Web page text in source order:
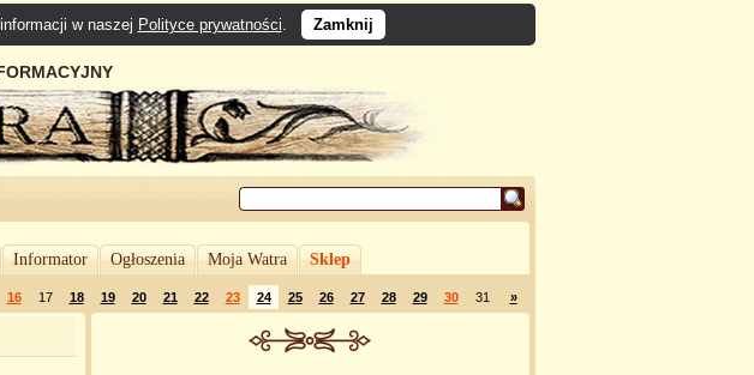
w naszej Polityce prywatności. Zamknij
Informator Ogłoszenia Moja Watra Sklep
16 17 18 19 20 21 22 23 24 25 26 27 28 29 30 31 »